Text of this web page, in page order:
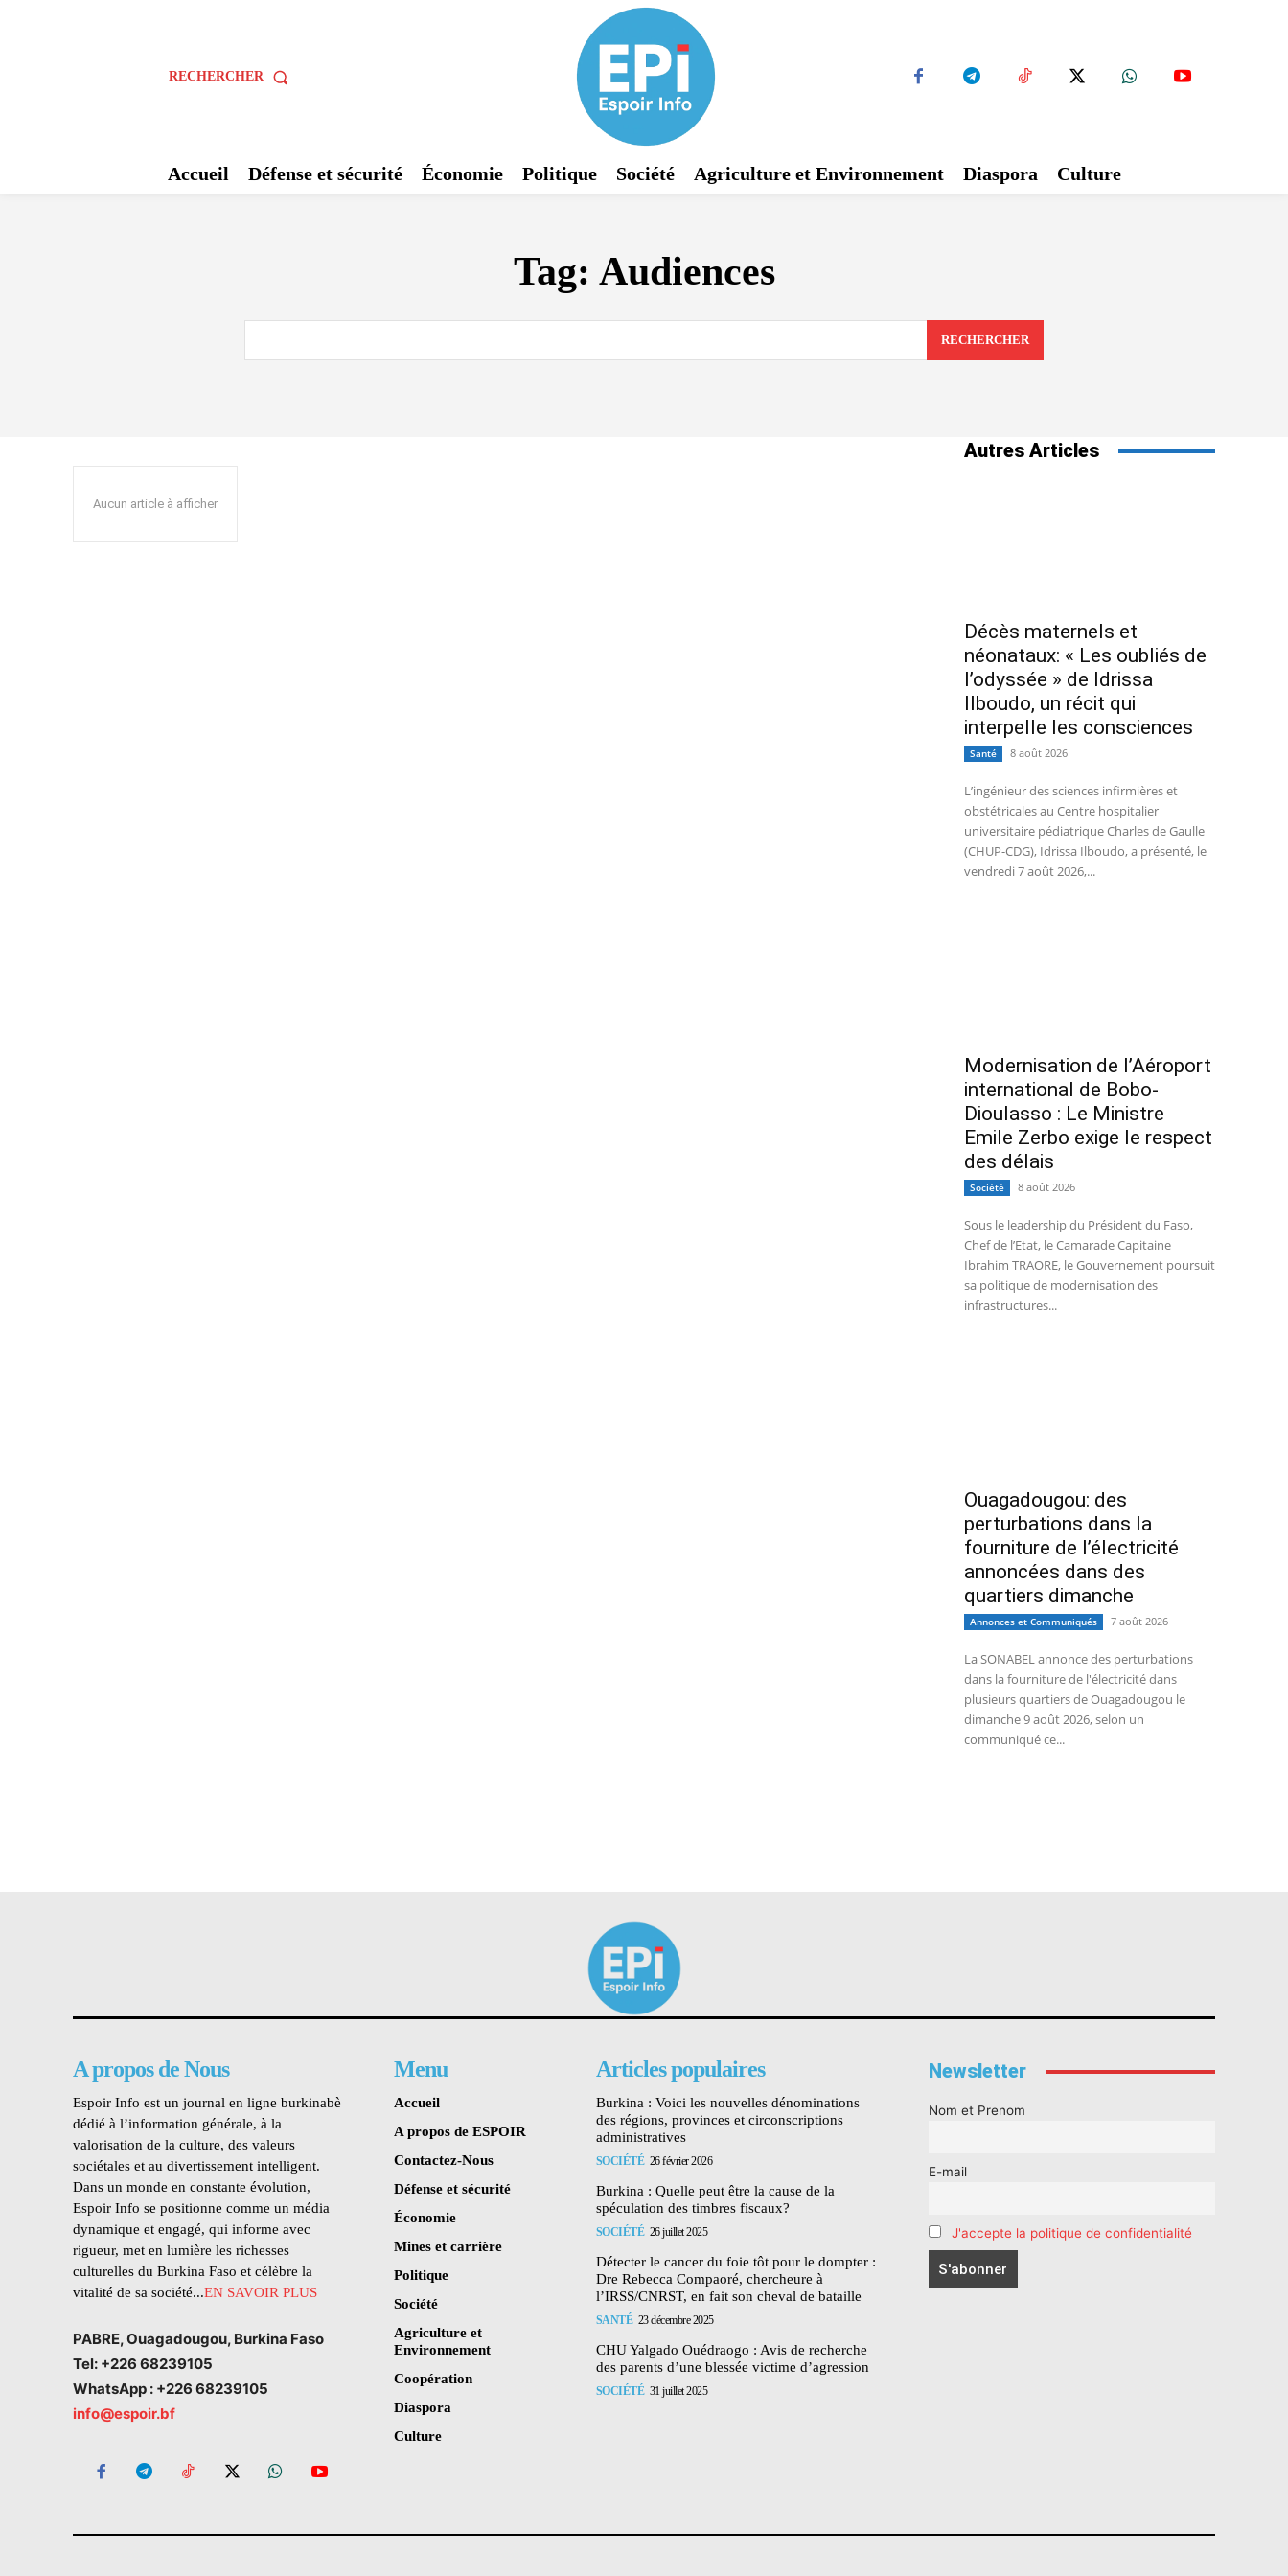
RECHERCHER
Accueil Défense et sécurité Économie Politique Société Agriculture et Environnement Diaspora Culture
Tag: Audiences
RECHERCHER
Aucun article à afficher
Autres Articles
Décès maternels et
néonataux: « Les oubliés de
l’odyssée » de Idrissa
Ilboudo, un récit qui
interpelle les consciences
Santé 8 août 2026
L’ingénieur des sciences infirmières et
obstétricales au Centre hospitalier
universitaire pédiatrique Charles de Gaulle
(CHUP-CDG), Idrissa Ilboudo, a présenté, le
vendredi 7 août 2026,...
Modernisation de l’Aéroport
international de Bobo-
Dioulasso : Le Ministre
Emile Zerbo exige le respect
des délais
Société 8 août 2026
Sous le leadership du Président du Faso,
Chef de l’Etat, le Camarade Capitaine
Ibrahim TRAORE, le Gouvernement poursuit
sa politique de modernisation des
infrastructures...
Ouagadougou: des
perturbations dans la
fourniture de l’électricité
annoncées dans des
quartiers dimanche
Annonces et Communiqués 7 août 2026
La SONABEL annonce des perturbations
dans la fourniture de l'électricité dans
plusieurs quartiers de Ouagadougou le
dimanche 9 août 2026, selon un
communiqué ce...
A propos de Nous
Espoir Info est un journal en ligne burkinabè
dédié à l’information générale, à la
valorisation de la culture, des valeurs
sociétales et au divertissement intelligent.
Dans un monde en constante évolution,
Espoir Info se positionne comme un média
dynamique et engagé, qui informe avec
rigueur, met en lumière les richesses
culturelles du Burkina Faso et célèbre la
vitalité de sa société...EN SAVOIR PLUS
PABRE, Ouagadougou, Burkina Faso
Tel: +226 68239105
WhatsApp : +226 68239105
info@espoir.bf
Menu
Accueil
A propos de ESPOIR
Contactez-Nous
Défense et sécurité
Économie
Mines et carrière
Politique
Société
Agriculture et
Environnement
Coopération
Diaspora
Culture
Articles populaires
Burkina : Voici les nouvelles dénominations
des régions, provinces et circonscriptions
administratives
SOCIÉTÉ 26 février 2026
Burkina : Quelle peut être la cause de la
spéculation des timbres fiscaux?
SOCIÉTÉ 26 juillet 2025
Détecter le cancer du foie tôt pour le dompter :
Dre Rebecca Compaoré, chercheure à
l’IRSS/CNRST, en fait son cheval de bataille
SANTÉ 23 décembre 2025
CHU Yalgado Ouédraogo : Avis de recherche
des parents d’une blessée victime d’agression
SOCIÉTÉ 31 juillet 2025
Newsletter
Nom et Prenom
E-mail
J'accepte la politique de confidentialité